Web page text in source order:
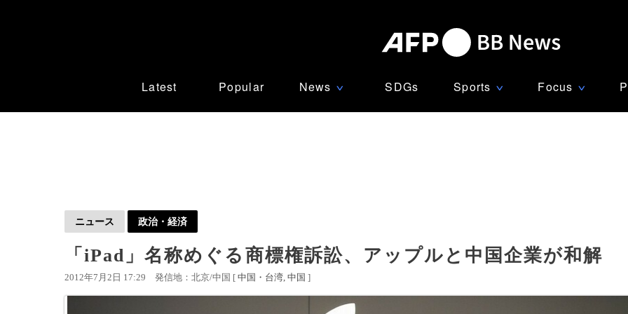
Latest Popular News ∨ SDGs Sports ∨ Focus ∨
ニュース 政治・経済
「iPad」名称めぐる商標権訴訟、アップルと中国企業が和解
2012年7月2日 17:29 発信地：北京/中国 [ 中国・台湾 中国 ]